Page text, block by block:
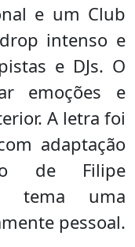
e um Club
intenso e
e DJs. O
emoções e
A letra foi
adaptação
de Filipe
tema uma
pessoal.